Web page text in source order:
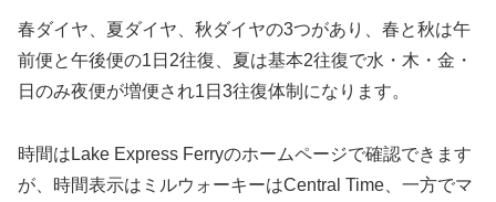
春ダイヤ、夏ダイヤ、秋ダイヤの3つがあり、春と秋は午
前便と午後便の1日2往復、夏は基本2往復で水・木・金・
日のみ夜便が増便され1日3往復体制になります。
時間はLake Express Ferryのホームページで確認できます
が、時間表示はミルウォーキーはCentral Time、一方でマ